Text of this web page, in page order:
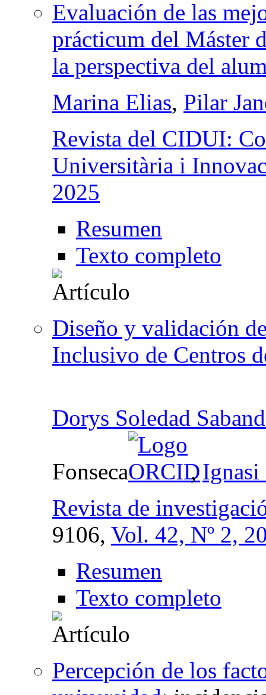
Evaluación de las
prácticum del Máster
la perspectiva del
Marina Elias, Pilar
Revista del CIDUI:
Universitària i
2025
Resumen
Texto completo
Diseño y validación
Inclusivo de Centros
Dorys Soledad
Fonseca ,
Revista de
9106, Vol. 42, Nº 2,
Resumen
Texto completo
Percepción de los